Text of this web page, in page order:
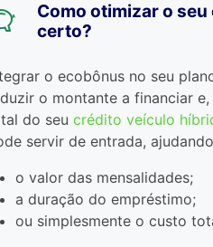
Como otimizar o
certo?
o ecobônus no seu
o montante a financiar
do seu crédito veículo
servir de entrada,
o valor das mensalidades;
a duração do empréstimo;
ou simplesmente o custo